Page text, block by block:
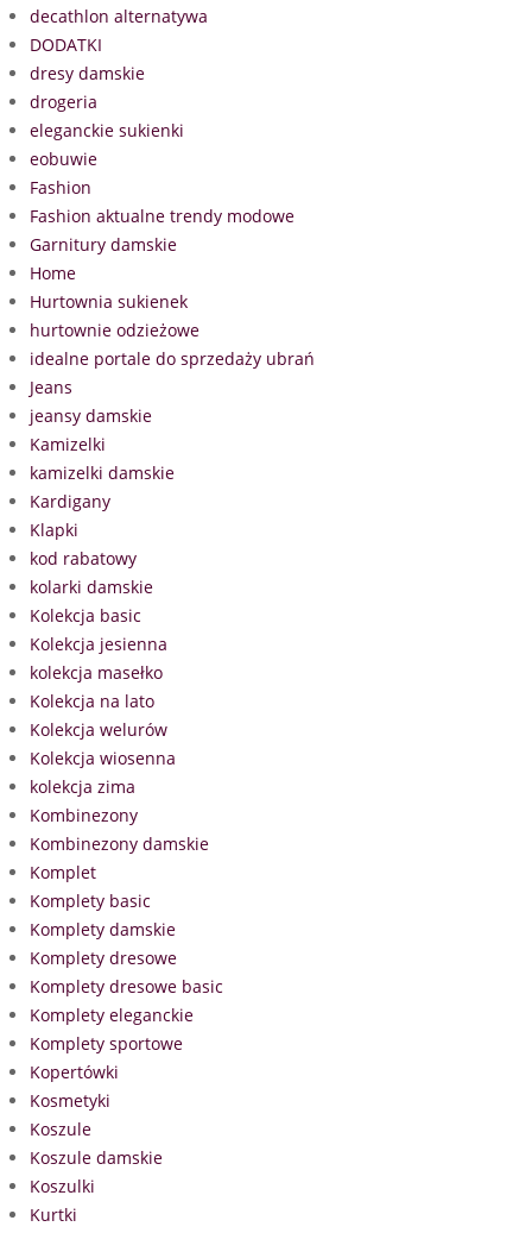
decathlon alternatywa
DODATKI
dresy damskie
drogeria
eleganckie sukienki
eobuwie
Fashion
Fashion aktualne trendy modowe
Garnitury damskie
Home
Hurtownia sukienek
hurtownie odzieżowe
idealne portale do sprzedaży ubrań
Jeans
jeansy damskie
Kamizelki
kamizelki damskie
Kardigany
Klapki
kod rabatowy
kolarki damskie
Kolekcja basic
Kolekcja jesienna
kolekcja masełko
Kolekcja na lato
Kolekcja welurów
Kolekcja wiosenna
kolekcja zima
Kombinezony
Kombinezony damskie
Komplet
Komplety basic
Komplety damskie
Komplety dresowe
Komplety dresowe basic
Komplety eleganckie
Komplety sportowe
Kopertówki
Kosmetyki
Koszule
Koszule damskie
Koszulki
Kurtki